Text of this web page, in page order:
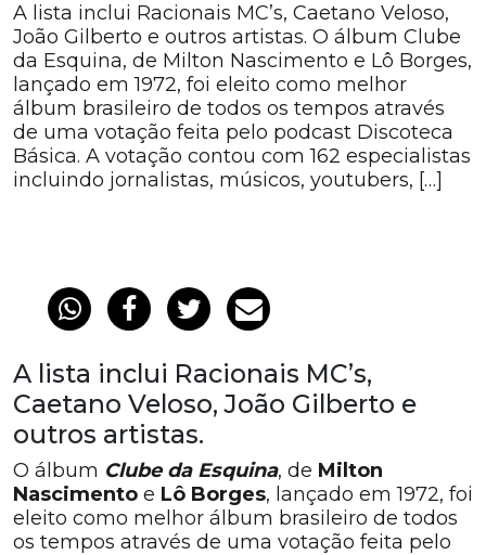
A lista inclui Racionais MC’s, Caetano Veloso,
João Gilberto e outros artistas. O álbum Clube
da Esquina, de Milton Nascimento e Lô Borges,
lançado em 1972, foi eleito como melhor
álbum brasileiro de todos os tempos através
de uma votação feita pelo podcast Discoteca
Básica. A votação contou com 162 especialistas
incluindo jornalistas, músicos, youtubers, […]
A lista inclui Racionais MC’s,
Caetano Veloso, João Gilberto e
outros artistas.
O álbum Clube da Esquina, de Milton
Nascimento e Lô Borges, lançado em 1972, foi
eleito como melhor álbum brasileiro de todos
os tempos através de uma votação feita pelo